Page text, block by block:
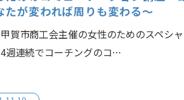
たが変われば周りも変わる～
賀市商工会主催の女性のためのスペシ
週連続でコーチングのコ…